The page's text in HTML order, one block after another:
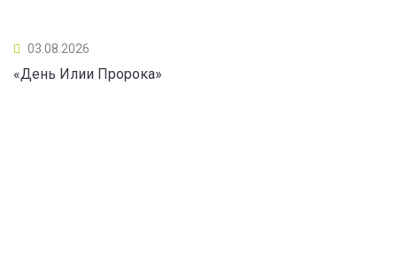
03.08.2026
«День Илии Пророка»